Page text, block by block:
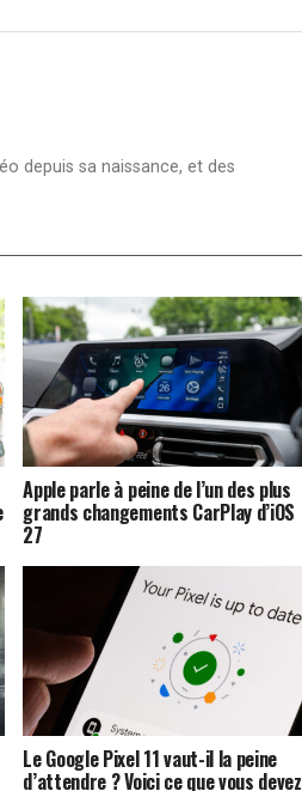
depuis sa naissance, et des
Apple parle à peine de l’un des plus
grands changements CarPlay d’iOS
27
Le Google Pixel 11 vaut-il la peine
d’attendre ? Voici ce que vous devez